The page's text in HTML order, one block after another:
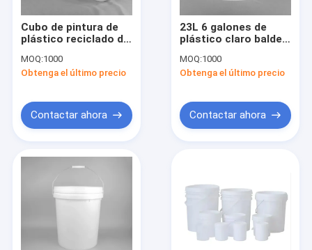
Cubo de pintura de
plástico reciclado de
prueba de fugas para
productos químicos
MOQ:1000
Obtenga el último precio
Contactar ahora
23L 6 galones de
plástico claro balde
pigmentos
MOQ:1000
Obtenga el último precio
Contactar ahora